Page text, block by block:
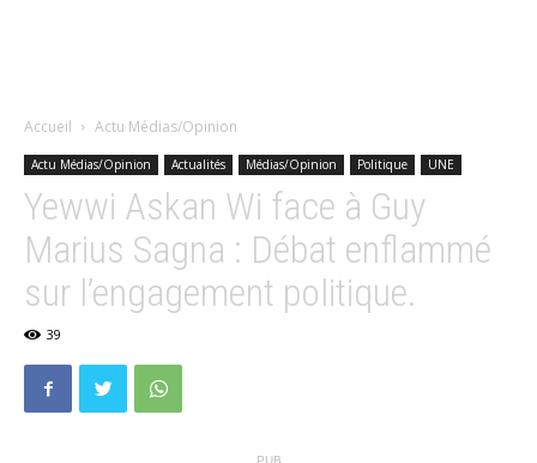
Accueil Actu Médias/Opinion
Actu Médias/Opinion Actualités Médias/Opinion Politique UNE
Yewwi Askan Wi face à Guy
Marius Sagna : Débat enflammé
sur l’engagement politique.
39
PUB